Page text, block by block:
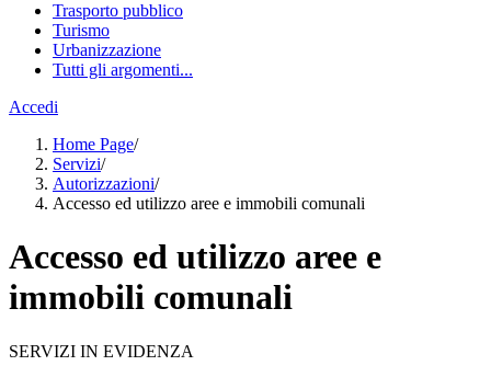
Trasporto pubblico
Turismo
Urbanizzazione
Tutti gli argomenti...
Accedi
Home Page/
Servizi/
Autorizzazioni/
Accesso ed utilizzo aree e immobili comunali
Accesso ed utilizzo aree e
immobili comunali
SERVIZI IN EVIDENZA